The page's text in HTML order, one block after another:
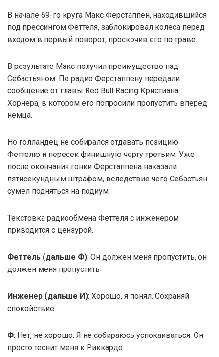
В начале 69-го круга Макс Ферстаппен, находившийся
под прессингом Феттеля, заблокировал колеса перед
входом в первый поворот, проскочив его по траве.
В результате Макс получил преимущество над
Себастьяном. По радио Ферстаппену передали
сообщение от главы Red Bull Racing Кристиана
Хорнера, в котором его попросили пропустить вперед
немца.
Но голландец не собирался отдавать позицию
Феттелю и пересек финишную черту третьим. Уже
после окончания гонки Ферстаппена наказали
пятисекундным штрафом, вследствие чего Себастьян
сумел подняться на подиум.
Текстовка радиообмена Феттеля с инженером
приводится с цензурой.
Феттель (дальше Ф): Он должен меня пропустить, он
должен меня пропустить
Инженер (дальше И): Хорошо, я понял. Сохраняй
спокойствие
Ф: Нет, не хорошо. Я не собираюсь успокаиваться. Он
просто теснит меня к Риккардо